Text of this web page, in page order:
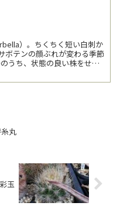
）。ちくちく短い白刺か
ボテンの顔ぶれが変わる季節
うち、状態の良い株をせっ
丸
玉